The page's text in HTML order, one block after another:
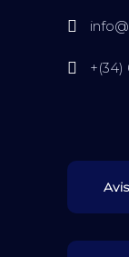
+(34)